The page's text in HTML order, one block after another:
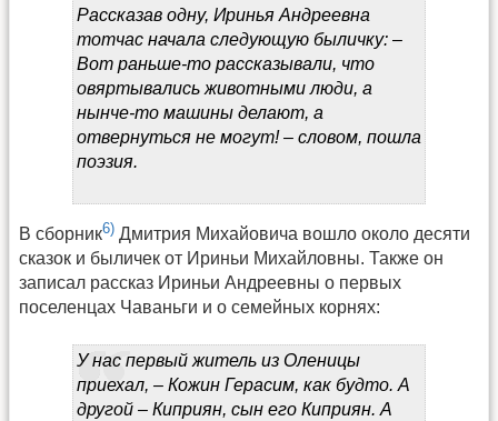
Рассказав одну, Иринья Андреевна
тотчас начала следующую быличку: –
Вот раньше-то рассказывали, что
овяртывались животными люди, а
нынче-то машины делают, а
отвернуться не могут! – словом, пошла
поэзия.
В сборник6) Дмитрия Михайовича вошло около десяти
сказок и быличек от Ириньи Михайловны. Также он
записал рассказ Ириньи Андреевны о первых
поселенцах Чаваньги и о семейных корнях:
У нас первый житель из Оленицы
приехал, – Кожин Герасим, как будто. А
другой – Киприян, сын его Киприян. А